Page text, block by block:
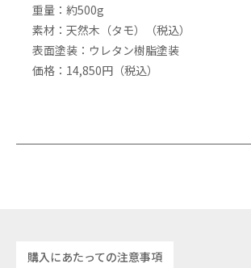
重量：約500g
素材：天然木（タモ）（税込）
表面塗装：ウレタン樹脂塗装
価格：14,850円（税込）
購入にあたっての注意事項